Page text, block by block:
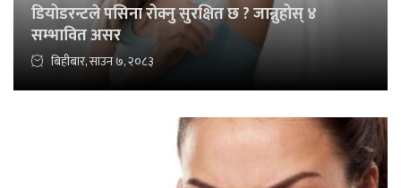
डियोडरन्टले पसिना रोक्नु सुरक्षित छ ? जान्नुहोस् ४
सम्भावित असर
बिहीबार, साउन ७, २०८३